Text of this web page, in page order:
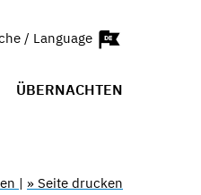
/ Language
ÜBERNACHTEN
| » Seite drucken